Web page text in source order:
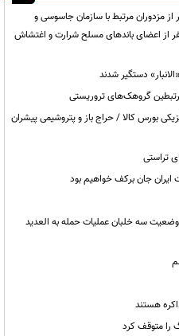
اطلاعات: شناسایی و دستگیری ۲۱ نفر از مزدوران مرتبط با سازمان جاسوسی و
رژیم صهیونیستی و بازداشت ۴ نفر از اعضای باندهای مسلح شرارت و اغتشاش
دستگیر شدند
در بازار فیزیکی بورس کالا / حراج باز و پتروشیمی پیشران
ایران جان برکف خواهیم بود
سه خلبان عملیات حمله به العدید
هستند
را متوقف کرد